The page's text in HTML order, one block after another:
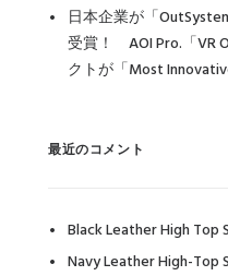
日本企業が「
受賞！ AOI Pro.「VR
クトが「Most
最近のコメント
Black Leather High Top
Navy Leather High-Top